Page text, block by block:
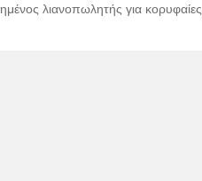
λιανοπωλητής για κορυφαίες